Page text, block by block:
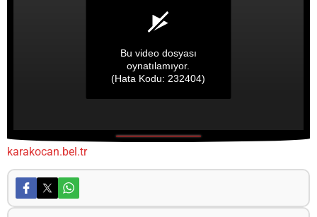
Bu video dosyası
oynatılamıyor.
(Hata Kodu: 232404)
karakocan.bel.tr